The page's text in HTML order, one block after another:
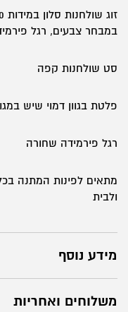
–
ראדו
במבחר צבעים, רגל
סט שולחנות קפה
פלטת בגוון דמוי שיש
רגל פירמידה שחורה
מתאים לפינות המתנה
ולבית
מידע נוסף
משלוחים ואחריות